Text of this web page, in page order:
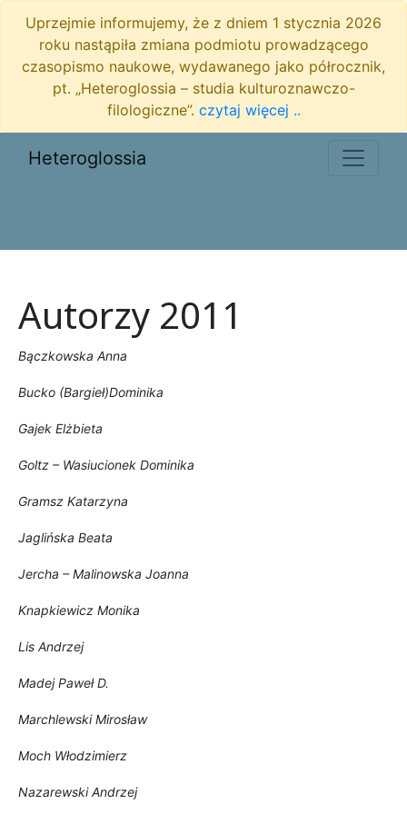
Uprzejmie informujemy, że z dniem 1 stycznia 2026
roku nastąpiła zmiana podmiotu prowadzącego
czasopismo naukowe, wydawanego jako półrocznik,
pt. „Heteroglossia – studia kulturoznawczo-
filologiczne”. czytaj więcej ..
Heteroglossia
Autorzy 2011
Bączkowska Anna
Bucko (Bargieł)Dominika
Gajek Elżbieta
Goltz – Wasiucionek Dominika
Gramsz Katarzyna
Jaglińska Beata
Jercha – Malinowska Joanna
Knapkiewicz Monika
Lis Andrzej
Madej Paweł D.
Marchlewski Mirosław
Moch Włodzimierz
Nazarewski Andrzej